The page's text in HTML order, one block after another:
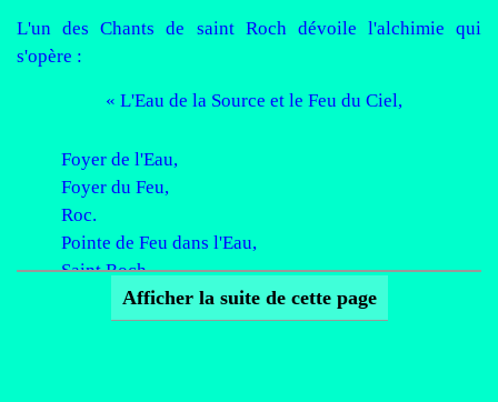
L'un des Chants de saint Roch dévoile l'alchimie qui
s'opère :
« L'Eau de la Source et le Feu du Ciel,
Foyer de l'Eau,
Foyer du Feu,
Roc.
Pointe de Feu dans l'Eau,
Saint Roch,
Pointe de l'Eau dans le Feu
L'Eau dans le Feu nettoie et assimile.
Afficher la suite de cette page